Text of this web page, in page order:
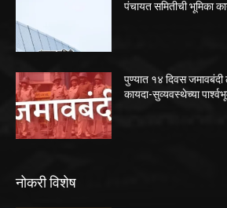
पंचायत समितीची भूमिका
पुण्यात १४ दिवस
कायदा-सुव्यवस्थेच्या
नोकरी विशेष